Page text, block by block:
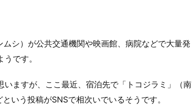
シ）が公共交通機関や映画館、病院などで大量発
です。
ますが、ここ最近、宿泊先で「トコジラミ」（南
いう投稿がSNSで相次いでいるそうです。